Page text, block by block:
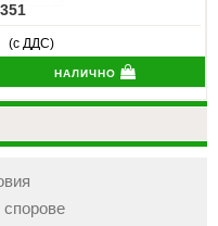
(с ДДС)
налично